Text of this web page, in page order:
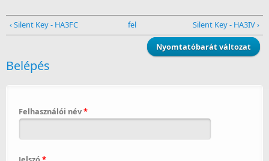
‹ Silent Key - HA3FC fel Silent Key - HA3IV ›
Nyomtatóbarát változat
Belépés
Felhasználói név*